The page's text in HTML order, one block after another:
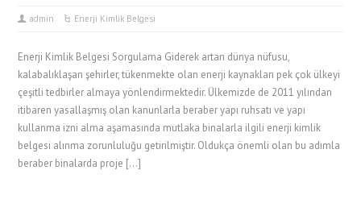
admin Enerji Kimlik Belgesi
Enerji Kimlik Belgesi Sorgulama Giderek artan dünya nüfusu,
kalabalıklaşan şehirler, tükenmekte olan enerji kaynakları pek çok ülkeyi
çeşitli tedbirler almaya yönlendirmektedir. Ülkemizde de 2011 yılından
itibaren yasallaşmış olan kanunlarla beraber yapı ruhsatı ve yapı
kullanma izni alma aşamasında mutlaka binalarla ilgili enerji kimlik
belgesi alınma zorunluluğu getirilmiştir. Oldukça önemli olan bu adımla
beraber binalarda proje […]